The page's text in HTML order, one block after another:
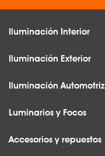
Iluminación Interior
Iluminación Exterior
Iluminación Automotriz
Luminarios y Focos
Accesorios y repuestos